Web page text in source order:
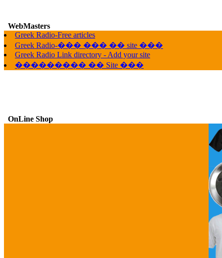
WebMasters
Greek Radio-Free articles
Greek Radio-��� ��� �� site ���
Greek Radio Link directory - Add your site
��������� �� Site ���
OnLine Shop